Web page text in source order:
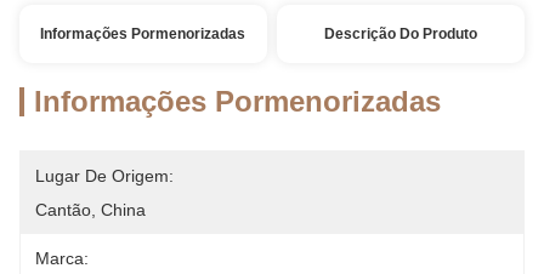
Informações Pormenorizadas Descrição Do Produto
Informações Pormenorizadas
Lugar De Origem:
Cantão, China
Marca: